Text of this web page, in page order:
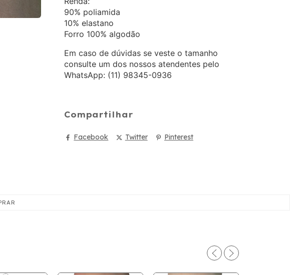
90% poliamida
10% elastano
Forro 100% algodão
Em caso de dúvidas se veste o tamanho
consulte um dos nossos atendentes pelo
WhatsApp: (11) 98345-0936
Compartilhar
Facebook Twitter Pinterest